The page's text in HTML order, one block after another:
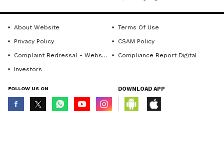
About Website
Terms Of Use
Privacy Policy
CSAM Policy
Complaint Redressal - Website
Compliance Report Digital
Investors
FOLLOW US ON DOWNLOAD APP